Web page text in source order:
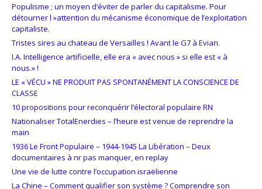
Populisme ; un moyen d’éviter de parler du capitalisme. Pour
détourner l »attention du mécanisme économique de l’exploitation
capitaliste.
Tristes sires au chateau de Versailles ! Avant le G7 à Evian.
I.A. Intelligence artificielle, elle era « avec nous » si elle est « à
nous.» !
LE « VÉCU » NE PRODUIT PAS SPONTANÉMENT LA CONSCIENCE DE
CLASSE
10 propositions pour reconquérir l’électoral populaire RN
Nationaliser TotalEnerdies – l’heure est venue de reprendre la
main
1936 Le Front Populaire – 1944-1945 La Libération – Deux
documentaires à nr pas manquer, en replay
Une vie de lutte contre l’occupation israëlienne
La Chine – Comment qualifier son système ? Comprendre son